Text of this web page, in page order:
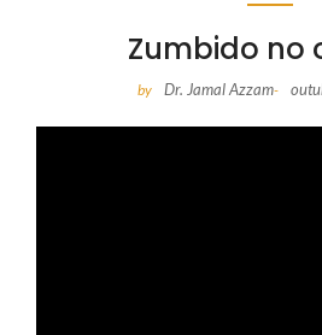
Zumbido no
by Dr. Jamal Azzam-